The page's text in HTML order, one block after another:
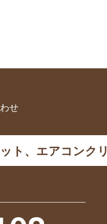
せ
ト、エアコンク